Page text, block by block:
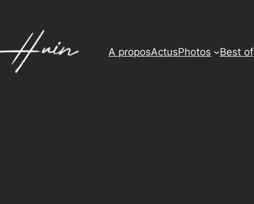
A proposActusPhotos Best of